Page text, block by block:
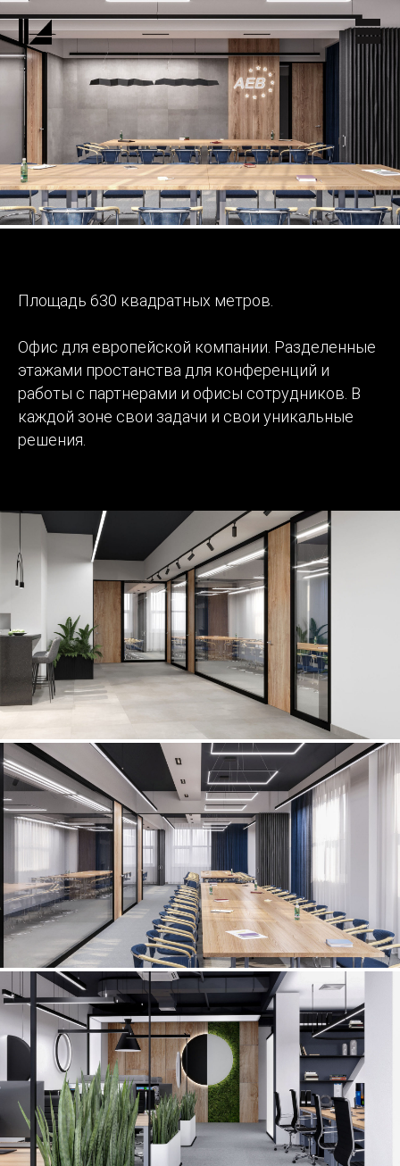
Площадь 630 квадратных метров.
Офис для европейской компании. Разделенные
этажами простанства для конференций и
работы с партнерами и офисы сотрудников. В
каждой зоне свои задачи и свои уникальные
решения.